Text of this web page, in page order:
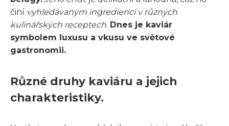
činí vyhledávaným ingrediencí v různých
kulinářských receptech. Dnes je kaviár
symbolem luxusu a vkusu ve světové
gastronomii.
Různé druhy kaviáru a jejich
charakteristiky.